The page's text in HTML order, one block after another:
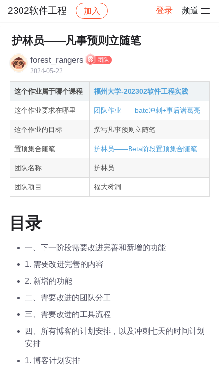
2302软件工程 加入 登录 频道
社区 2302软件工程 作业提交
护林员——凡事预则立随笔
forest_rangers 团队
2024-05-22
这个作业属于哪个课程 福州大学-202302软件工程实践
这个作业要求在哪里 团队作业——bate冲刺+事后诸葛亮
这个作业的目标 撰写凡事预则立随笔
置顶集合随笔 护林员——Beta阶段置顶集合随笔
团队名称 护林员
团队项目 福大树洞
目录
一、下一阶段需要改进完善和新增的功能
1. 需要改进完善的内容
2. 新增的功能
二、需要改进的团队分工
三、需要改进的工具流程
四、所有博客的计划安排，以及冲刺七天的时间计划
安排
1. 博客计划安排